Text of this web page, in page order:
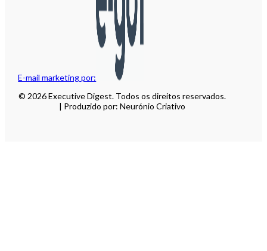
E-mail marketing por:
© 2026 Executive Digest. Todos os direitos reservados.
| Produzido por: Neurónio Criativo